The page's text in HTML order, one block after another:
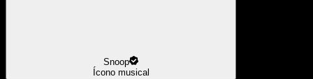
Snoop
Ícono musical